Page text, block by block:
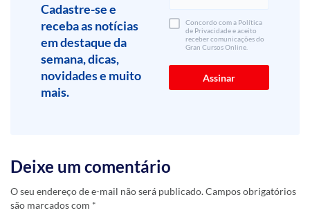
Cadastre-se e
receba as notícias
em destaque da
semana, dicas,
novidades e muito
mais.
Concordo com a Política
de Privacidade e aceito
receber comunicações do
Gran Cursos Online.
Deixe um comentário
O seu endereço de e-mail não será publicado.Campos obrigatórios
são marcados com *